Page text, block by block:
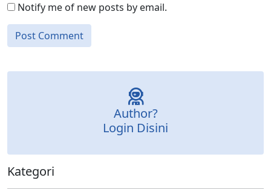
Notify me of new posts by email.
Author?
Login Disini
Kategori